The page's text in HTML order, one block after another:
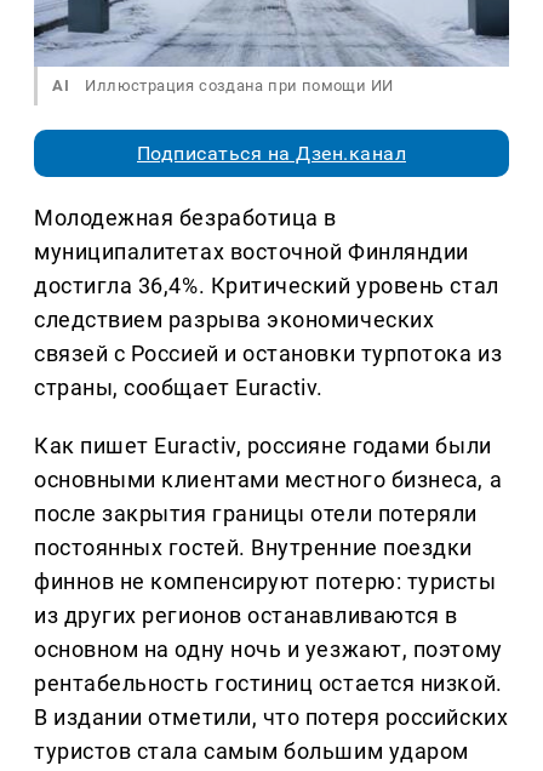
AI Иллюстрация создана при помощи ИИ
Подписаться на Дзен.канал
Молодежная безработица в
муниципалитетах восточной Финляндии
достигла 36,4%. Критический уровень стал
следствием разрыва экономических
связей с Россией и остановки турпотока из
страны, сообщает Euractiv.
Как пишет Euractiv, россияне годами были
основными клиентами местного бизнеса, а
после закрытия границы отели потеряли
постоянных гостей. Внутренние поездки
финнов не компенсируют потерю: туристы
из других регионов останавливаются в
основном на одну ночь и уезжают, поэтому
рентабельность гостиниц остается низкой.
В издании отметили, что потеря российских
туристов стала самым большим ударом